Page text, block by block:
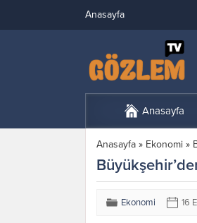
Anasayfa
Anasayfa
Anasayfa » Ekonomi »
Ekonomi 16